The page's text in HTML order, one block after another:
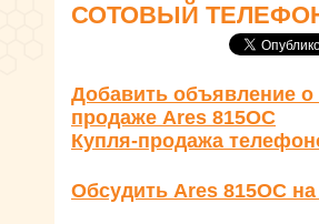
СОТОВЫЙ ТЕЛЕФОН
Добавить объявление о
продаже Ares 815OC
Купля-продажа
Обсудить Ares 815OC